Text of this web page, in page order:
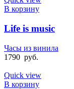
В корзину
Life is music
Часы из винила
1790 руб.
Quick view
В корзину